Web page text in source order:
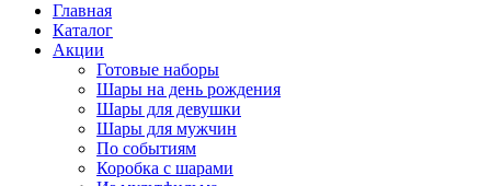
Главная
Каталог
Акции
Готовые наборы
Шары на день рождения
Шары для девушки
Шары для мужчин
По событиям
Коробка с шарами